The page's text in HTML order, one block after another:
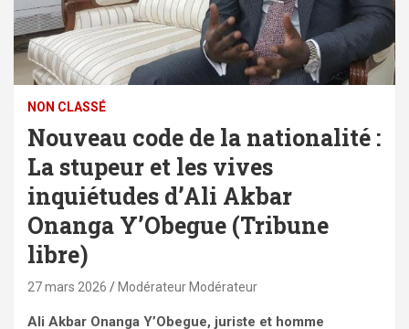
NON CLASSÉ
Nouveau code de la nationalité :
La stupeur et les vives
inquiétudes d’Ali Akbar
Onanga Y’Obegue (Tribune
libre)
27 mars 2026 Modérateur Modérateur
Ali Akbar Onanga Y’Obegue, juriste et homme